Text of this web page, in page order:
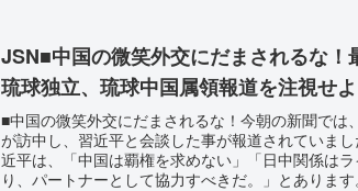
JSN■中国の微笑外交にだまされるな！
琉球独立、琉球中国属領報道を注視せよ
■中国の微笑外交にだまされるな！今朝の新聞では
が訪中し、習近平と会談した事が報道されていま
近平は、「中国は覇権を求めない」「日中関係は
り、パートナーとして協力すべきだ。」とありま